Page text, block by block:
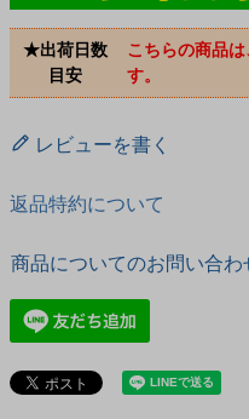
★出荷日数
目安
こちらの商品
す。
レビューを書く
返品特約について
商品についてのお問い合わ